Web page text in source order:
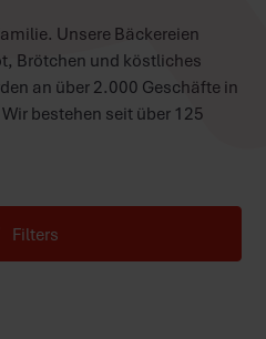
Unsere Bäckereien
Brötchen und köstliches
an über 2.000 Geschäfte in
bestehen seit über 125
Filters